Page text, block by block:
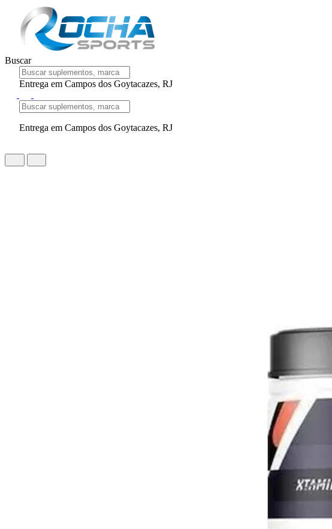
Buscar
Entrega em Campos dos Goytacazes, RJ
Entrega em Campos dos Goytacazes, RJ